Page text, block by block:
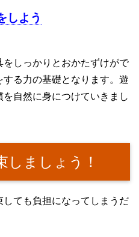
しよう
しっかりとおかたずけがで
る力の基礎となります。遊
自然に身につけていきまし
しましょう！
ても負担になってしまうだ